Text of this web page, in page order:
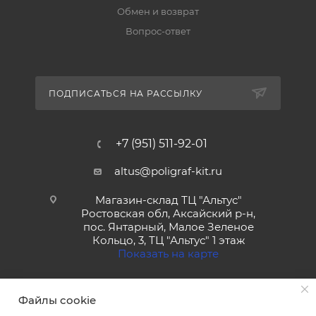
Обмен и возврат
Вопрос-ответ
ПОДПИСАТЬСЯ НА РАССЫЛКУ
+7 (951) 511-92-01
altus@poligraf-kit.ru
Магазин-склад ТЦ "Альтус"
Ростовская обл, Аксайский р-н,
пос. Янтарный, Малое Зеленое
Кольцо, 3, ТЦ "Альтус" 1 этаж
Показать на карте
Файлы cookie